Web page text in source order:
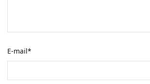
E-mail*